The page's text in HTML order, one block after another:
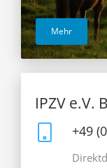
Mehr
IPZV e.V.
+49